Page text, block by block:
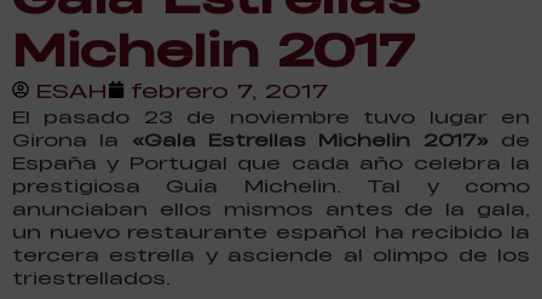
Michelin 2017
ESAH febrero 7, 2017
El pasado 23 de noviembre tuvo lugar en
Girona la «Gala Estrellas Michelin 2017»de
España y Portugal que cada año celebra la
prestigiosa Guía Michelin. Tal y como
anunciaban ellos mismos antes de la gala,
un nuevo restaurante español ha recibido la
tercera estrella y asciende al olimpo de los
triestrellados.